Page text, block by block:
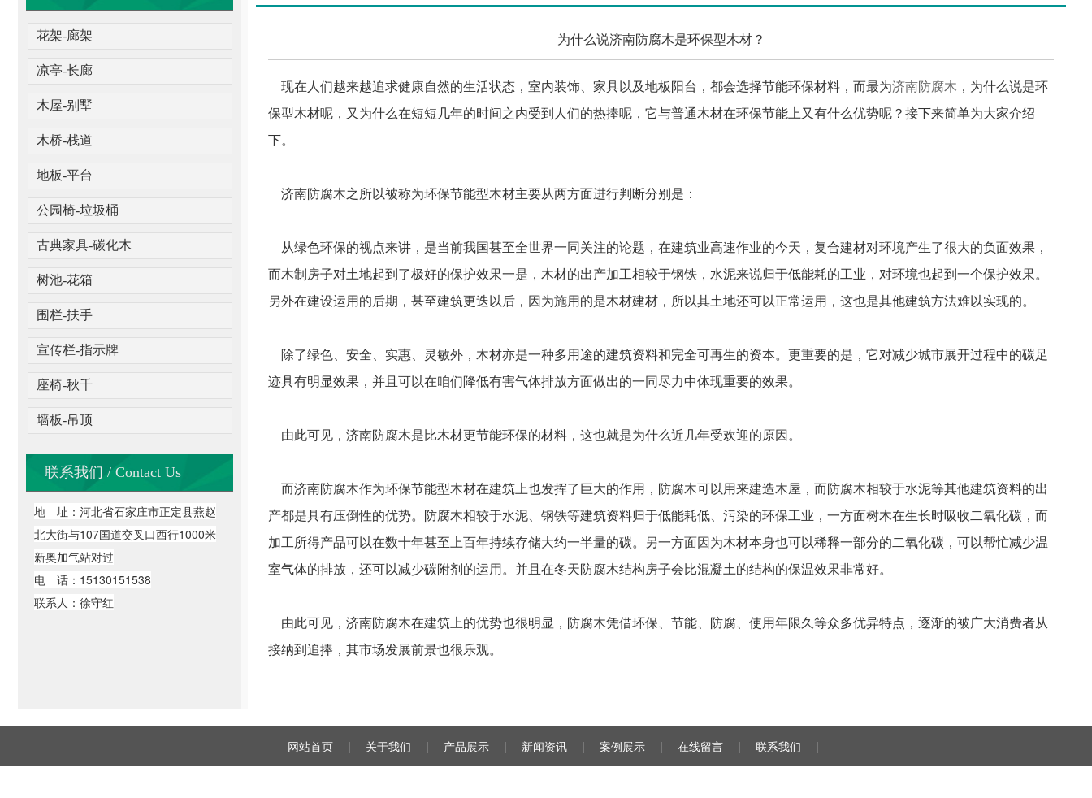
花架-廊架
凉亭-长廊
木屋-别墅
木桥-栈道
地板-平台
公园椅-垃圾桶
古典家具-碳化木
树池-花箱
围栏-扶手
宣传栏-指示牌
座椅-秋千
墙板-吊顶
联系我们 / Contact Us
地 址：河北省石家庄市正定县燕赵
北大街与107国道交叉口西行1000米
新奥加气站对过
电 话：15130151538
联系人：徐守红
为什么说济南防腐木是环保型木材？
现在人们越来越追求健康自然的生活状态，室内装饰、家具以及地板阳台，都会选择节能环保材料，而最为济南防腐木 ，为什么说是环
保型木材呢，又为什么在短短几年的时间之内受到人们的热捧呢，它与普通木材在环保节能上又有什么优势呢？接下来简单为大家介绍
下。
济南防腐木之所以被称为环保节能型木材主要从两方面进行判断分别是：
从绿色环保的视点来讲，是当前我国甚至全世界一同关注的论题，在建筑业高速作业的今天，复合建材对环境产生了很大的负面效果，
而木制房子对土地起到了极好的保护效果一是，木材的出产加工相较于钢铁，水泥来说归于低能耗的工业，对环境也起到一个保护效果。
另外在建设运用的后期，甚至建筑更迭以后，因为施用的是木材建材，所以其土地还可以正常运用，这也是其他建筑方法难以实现的。
除了绿色、安全、实惠、灵敏外，木材亦是一种多用途的建筑资料和完全可再生的资本。更重要的是，它对减少城市展开过程中的碳足
迹具有明显效果，并且可以在咱们降低有害气体排放方面做出的一同尽力中体现重要的效果。
由此可见，济南防腐木是比木材更节能环保的材料，这也就是为什么近几年受欢迎的原因。
而济南防腐木作为环保节能型木材在建筑上也发挥了巨大的作用，防腐木可以用来建造木屋，而防腐木相较于水泥等其他建筑资料的出
产都是具有压倒性的优势。防腐木相较于水泥、钢铁等建筑资料归于低能耗低、污染的环保工业，一方面树木在生长时吸收二氧化碳，而
加工所得产品可以在数十年甚至上百年持续存储大约一半量的碳。另一方面因为木材本身也可以稀释一部分的二氧化碳，可以帮忙减少温
室气体的排放，还可以减少碳附剂的运用。并且在冬天防腐木结构房子会比混凝土的结构的保温效果非常好。
由此可见，济南防腐木在建筑上的优势也很明显，防腐木凭借环保、节能、防腐、使用年限久等众多优异特点，逐渐的被广大消费者从
接纳到追捧，其市场发展前景也很乐观。
网站首页 | 关于我们 | 产品展示 | 新闻资讯 | 案例展示 | 在线留言 | 联系我们 |